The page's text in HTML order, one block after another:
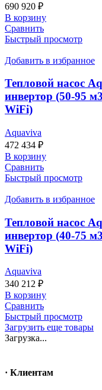
690 920 ₽
В корзину
Сравнить
Быстрый просмотр
Добавить в избранное
Тепловой насос
инвертор (50-95
WiFi)
Aquaviva
472 434 ₽
В корзину
Сравнить
Быстрый просмотр
Добавить в избранное
Тепловой насос
инвертор (40-75
WiFi)
Aquaviva
340 212 ₽
В корзину
Сравнить
Быстрый просмотр
Загрузить еще товары
Загрузка...
· Клиентам